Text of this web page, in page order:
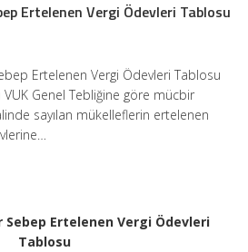
Ertelenen Vergi Ödevleri Tablosu
Ertelenen Vergi Ödevleri Tablosu
VUK Genel Tebliğine göre mücbir
sayılan mükelleflerin ertelenen
Sebep Ertelenen Vergi Ödevleri
Tablosu